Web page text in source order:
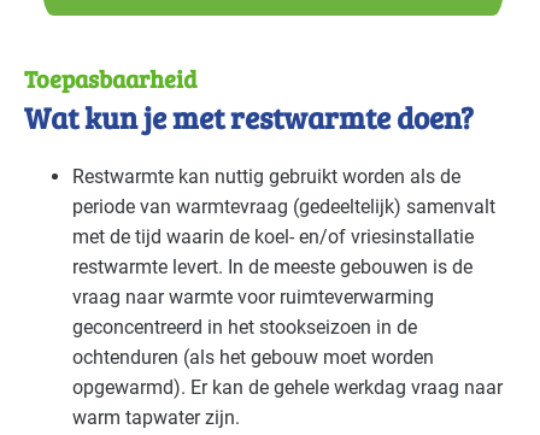
Toepasbaarheid
Wat kun je met restwarmte doen?
Restwarmte kan nuttig gebruikt worden als de
periode van warmtevraag (gedeeltelijk) samenvalt
met de tijd waarin de koel- en/of vriesinstallatie
restwarmte levert. In de meeste gebouwen is de
vraag naar warmte voor ruimteverwarming
geconcentreerd in het stookseizoen in de
ochtenduren (als het gebouw moet worden
opgewarmd). Er kan de gehele werkdag vraag naar
warm tapwater zijn.